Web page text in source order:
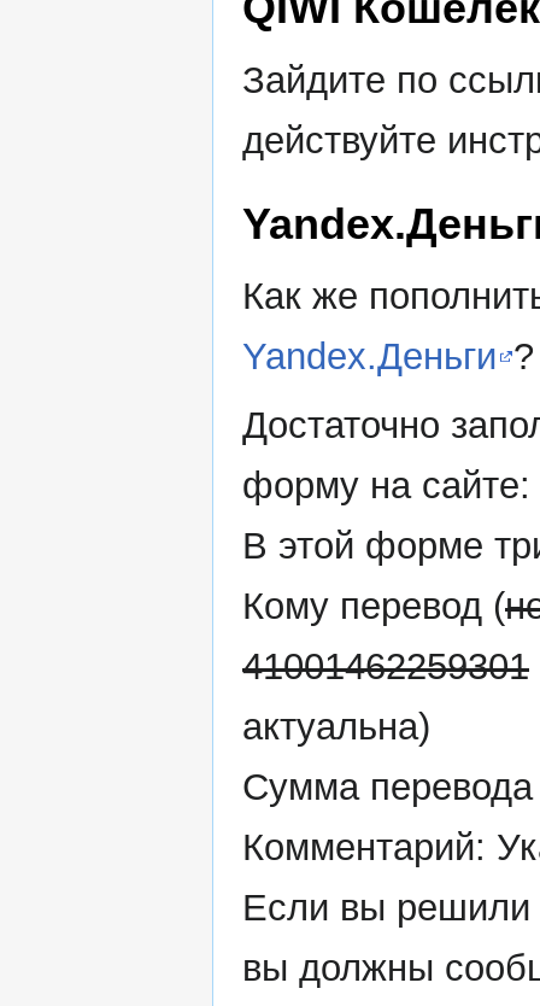
Зайдите по
действуйте
Как же
Yandex.Деньги ?
Достаточно
форму на сайте:
В этой форме
Кому перевод (
41001462259301
актуальна)
Сумма
Комментарий:
Если вы решили
вы должны